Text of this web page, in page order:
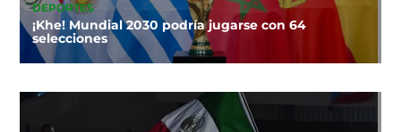
DEPORTES
¡Khe! Mundial 2030 podría jugarse con 64
selecciones